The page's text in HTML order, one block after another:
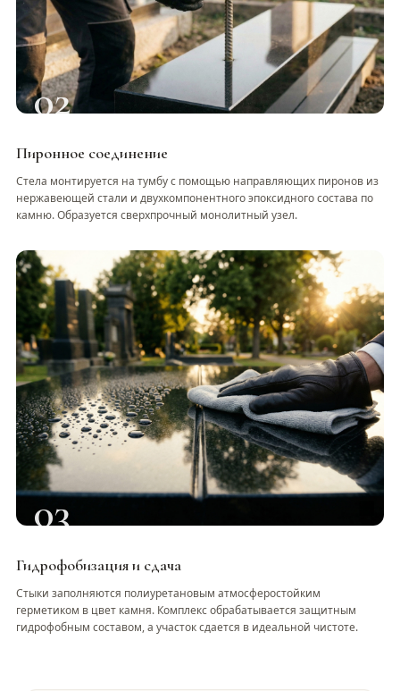
02
Пиронное соединение
Стела монтируется на тумбу с помощью направляющих пиронов из
нержавеющей стали и двухкомпонентного эпоксидного состава по
камню. Образуется сверхпрочный монолитный узел.
03
Гидрофобизация и сдача
Стыки заполняются полиуретановым атмосферостойким
герметиком в цвет камня. Комплекс обрабатывается защитным
гидрофобным составом, а участок сдается в идеальной чистоте.